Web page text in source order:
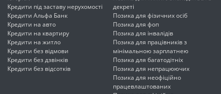
Кредити під заставу нерухомості
Кредити Альфа Банк
Кредити на авто
Кредити на квартиру
Кредити на житло
Кредити без відмови
Кредити без дзвінків
Кредити без відсотків
декреті
Позика для фізичних осіб
Позика для фоп
Позика для інвалідів
Позика для працівників з
мінімальною зарплатнею
Позика для багатодітніх
Позика для непрацюючих
Позика для неофіційно
працевлаштованих